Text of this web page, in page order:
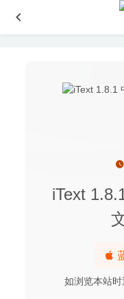
iText
如浏览本站时
Millumin 5.14.j – 功
实时系统监测工具
BetterMouse
Folder Factory
2020-03-25